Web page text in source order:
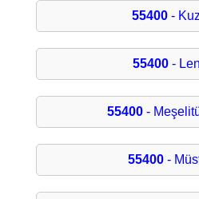
55400 -
55400-
55400-
55400 -